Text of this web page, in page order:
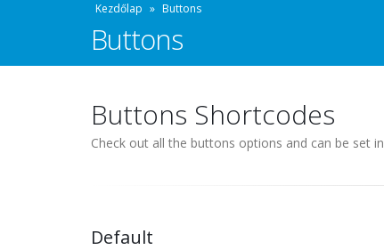
Kezdőlap » Buttons
Buttons
Buttons Shortcodes
Check out all the buttons options and can be set
Default